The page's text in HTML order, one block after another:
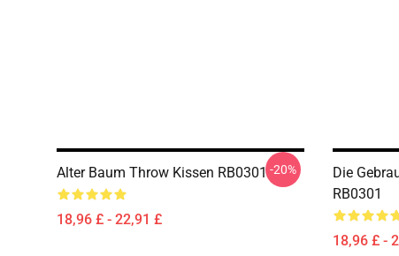
Alter Baum Throw Kissen RB0301
18,96 £ - 22,91 £
-20%
Die
RB0301
18,96 £ -